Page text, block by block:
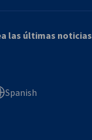
las últimas noticias
Spanish